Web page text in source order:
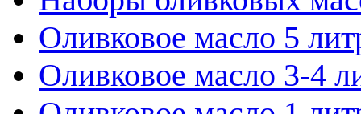
Оливковое масло 5
Оливковое масло 3-4